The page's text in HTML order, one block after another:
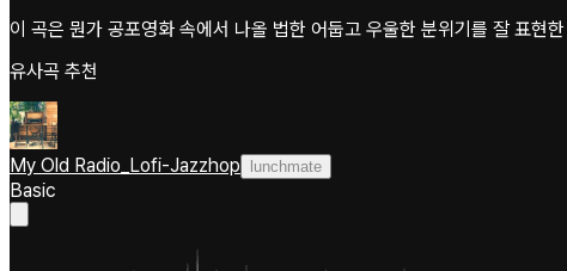
이 곡은 뭔가 공포영화 속에서 나올 법한 어둡고 우울한 분위기를 잘 표현
유사곡 추천
My Old Radio_Lofi-Jazzhop lunchmate
Basic